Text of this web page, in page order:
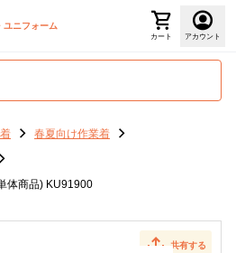
ユニフォーム
カート アカウント
春夏向け作業着
体商品) KU91900
共有する